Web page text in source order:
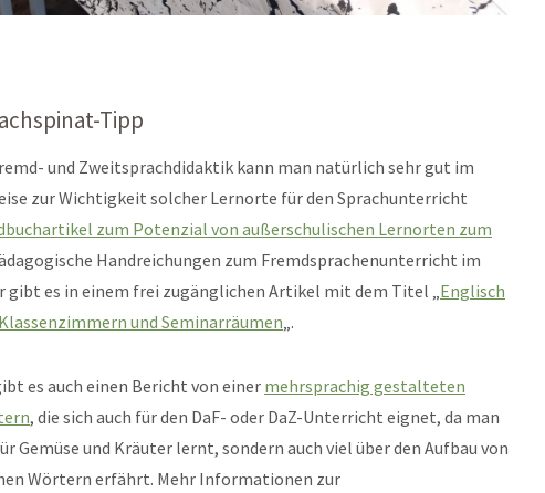
Tipp
und Zweitsprachdidaktik kann man natürlich sehr gut im
zur Wichtigkeit solcher Lernorte für den Sprachunterricht
zum Potenzial von außerschulischen Lernorten zum
Handreichungen zum Fremdsprachenunterricht im
gibt es in einem frei zugänglichen Artikel mit dem Titel „ Englisch
und Seminarräumen „.
es auch einen Bericht von einer mehrsprachig gestalteten
, die sich auch für den DaF- oder DaZ-Unterricht eignet, da man
Gemüse und Kräuter lernt, sondern auch viel über den Aufbau von
Wörtern erfährt. Mehr Informationen zur